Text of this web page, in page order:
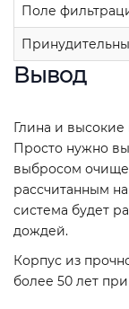
Поле
Вывод
Глина и
Просто нужно
выбросом
рассчитанным
система будет
дождей.
Корпус из
более 50 лет